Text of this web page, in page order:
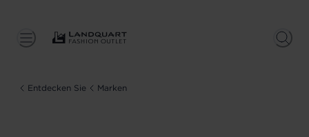
Entdecken Sie Marken